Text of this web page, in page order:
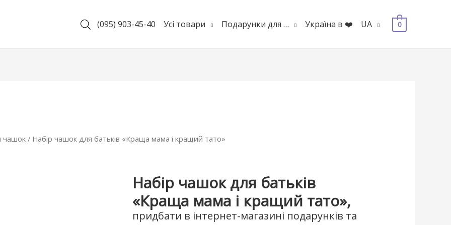
(095) 903-45-40 Усі товари Подарунки для … Україна в ❤️ UA 0
чашок/ Набір чашок для батьків «Краща мама і кращий тато»
Набір чашок для батьків
«Краща мама і кращий тато»,
придбати в інтернет-магазині подарунків та